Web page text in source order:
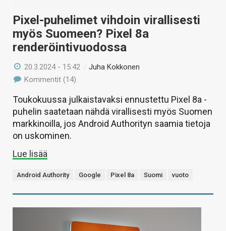
Pixel-puhelimet vihdoin virallisesti
myös Suomeen? Pixel 8a
renderöintivuodossa
20.3.2024 - 15:42 /Juha Kokkonen
Kommentit (14)
Toukokuussa julkaistavaksi ennustettu Pixel 8a -
puhelin saatetaan nähdä virallisesti myös Suomen
markkinoilla, jos Android Authorityn saamia tietoja
on uskominen.
Lue lisää
Android Authority Google Pixel 8a Suomi vuoto